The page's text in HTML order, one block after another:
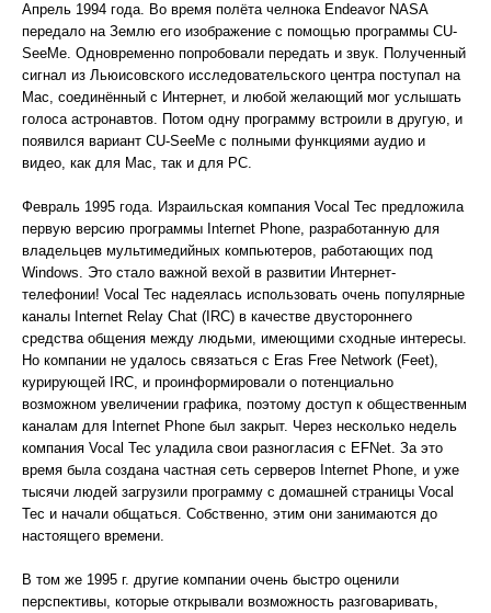
Апрель 1994 года. Во время полёта челнока Endeavor NASA
передало на Землю его изображение с помощью программы CU-
SeeMe. Одновременно попробовали передать и звук. Полученный
сигнал из Льюисовского исследовательского центра поступал на
Мас, соединённый с Интернет, и любой желающий мог услышать
голоса астронавтов. Потом одну программу встроили в другую, и
появился вариант CU-SeeMe с полными функциями аудио и
видео, как для Мас, так и для РС.
Февраль 1995 года. Израильская компания Vocal Tec предложила
первую версию программы Internet Phone, разработанную для
владельцев мультимедийных компьютеров, работающих под
Windows. Это стало важной вехой в развитии Интернет-
телефонии! Vocal Tec надеялась использовать очень популярные
каналы Internet Relay Chat (IRC) в качестве двустороннего
средства общения между людьми, имеющими сходные интересы.
Но компании не удалось связаться с Eras Free Network (Feet),
курирующей IRC, и проинформировали о потенциально
возможном увеличении графика, поэтому доступ к общественным
каналам для Internet Phone был закрыт. Через несколько недель
компания Vocal Tec уладила свои разногласия с EFNet. За это
время была создана частная сеть серверов Internet Phone, и уже
тысячи людей загрузили программу с домашней страницы Vocal
Tec и начали общаться. Собственно, этим они занимаются до
настоящего времени.
В том же 1995 г. другие компании очень быстро оценили
перспективы, которые открывали возможность разговаривать,